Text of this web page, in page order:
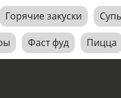
Горячие закуски
Фаст фуд Пицца